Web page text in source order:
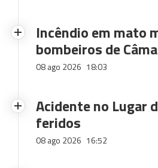
Incêndio em mato
bombeiros de
08 ago 2026 18:03
Acidente no Lugar
feridos
08 ago 2026 16:52